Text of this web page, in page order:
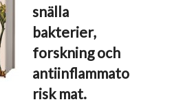
snälla
bakterier,
forskning och
antiinflammato
risk mat.